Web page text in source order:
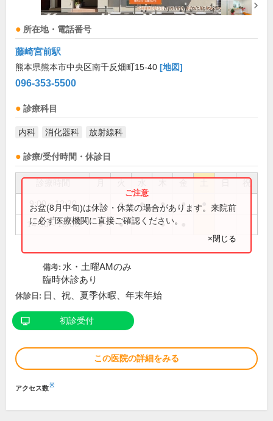
所在地・電話番号
藤崎宮前駅
熊本県熊本市中央区南千反畑町15-40 [地図]
096-353-5500
診療科目
内科 消化器科 放射線科
診療/受付時間・休診日
祝
9:00～12:30 ● ● ● ● ●
14:30～18:00 ● ● ●
お盆(8月中旬)は休診・休業の場合があります。来院前
に必ず医療機関に直接ご確認ください。
×閉じる
備考: 水・土曜AMのみ
臨時休診あり
休診日: 日、祝、夏季休暇、年末年始
初診受付
この医院の詳細をみる
アクセス数※